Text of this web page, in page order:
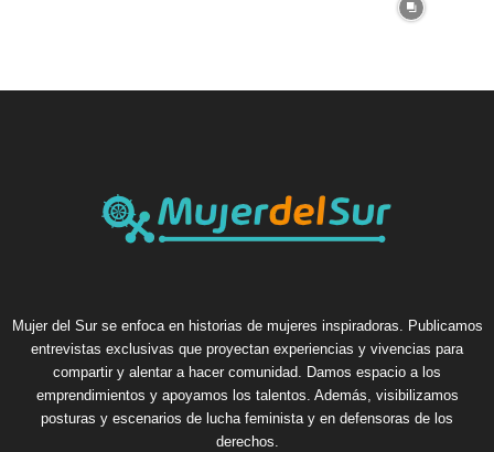
Mujer del Sur se enfoca en historias de mujeres inspiradoras. Publicamos
entrevistas exclusivas que proyectan experiencias y vivencias para
compartir y alentar a hacer comunidad. Damos espacio a los
emprendimientos y apoyamos los talentos. Además, visibilizamos
posturas y escenarios de lucha feminista y en defensoras de los
derechos.